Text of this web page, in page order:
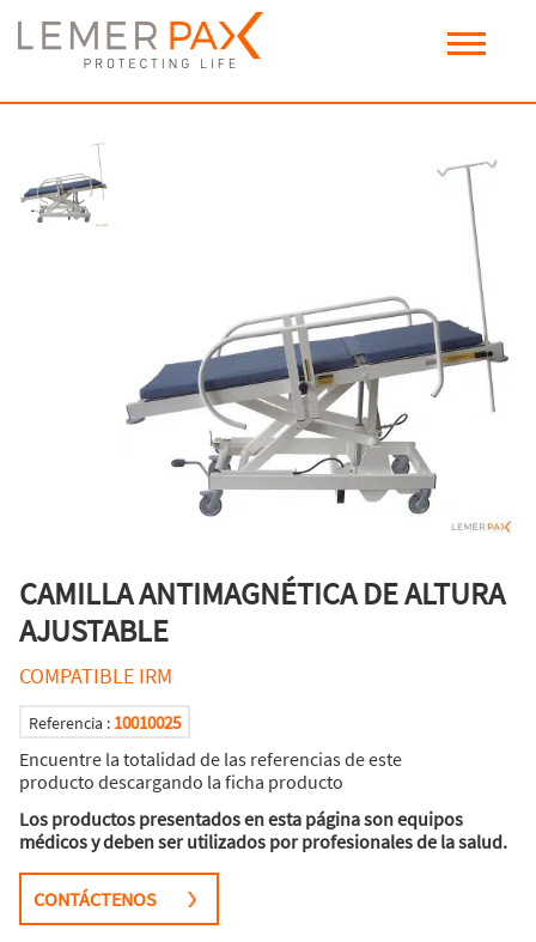
CAMILLA ANTIMAGNÉTICA DE ALTURA
AJUSTABLE
COMPATIBLE IRM
Referencia : 10010025
Encuentre la totalidad de las referencias de este
producto descargando la ficha producto
Los productos presentados en esta página son equipos
médicos y deben ser utilizados por profesionales de la salud.
CONTÁCTENOS